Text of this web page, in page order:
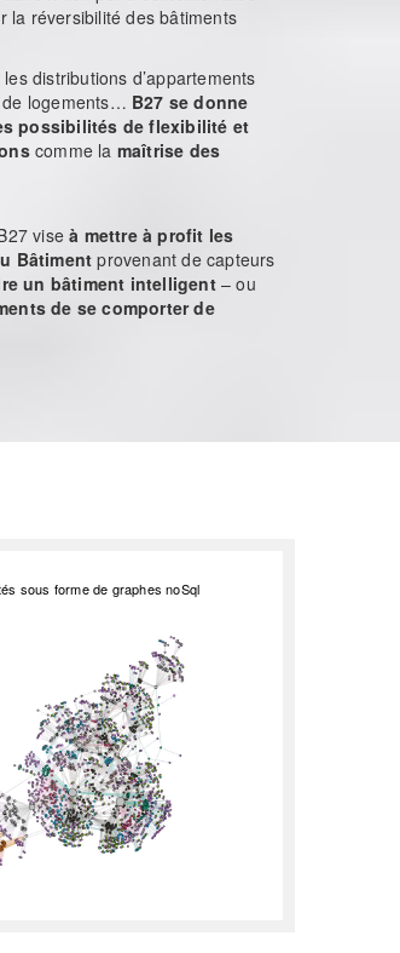
la réversibilité des bâtiments
distributions d’appartements
de logements… B27 se donne
possibilités de flexibilité et
comme la maîtrise des
viseà mettre à profit les
Bâtiment provenant de capteurs
un bâtiment intelligent– ou
de se comporter de
sous forme de graphes noSql